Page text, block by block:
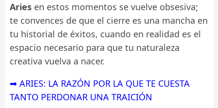
Aries en estos momentos se vuelve obsesiva;
te convences de que el cierre es una mancha en
tu historial de éxitos, cuando en realidad es el
espacio necesario para que tu naturaleza
creativa vuelva a nacer.
➡ ARIES: LA RAZÓN POR LA QUE TE CUESTA
TANTO PERDONAR UNA TRAICIÓN